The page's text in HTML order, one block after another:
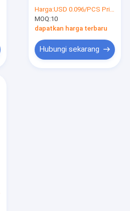
Mobil
Saluran Tunggal Luar
Ruangan
Harga:USD 0.096/PCS Price negotiable
MOQ:10
dapatkan harga terbaru
Hubungi sekarang